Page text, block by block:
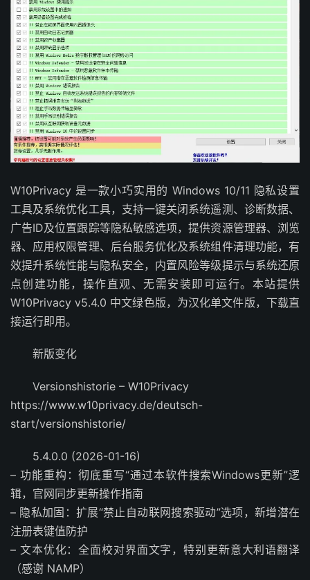
W10Privacy 是一款小巧实用的 Windows 10/11 隐私设置
工具及系统优化工具，支持一键关闭系统遥测、诊断数据、
广告ID及位置跟踪等隐私敏感选项，提供资源管理器、浏览
器、应用权限管理、后台服务优化及系统组件清理功能，有
效提升系统性能与隐私安全，内置风险等级提示与系统还原
点创建功能，操作直观、无需安装即可运行。本站提供
W10Privacy v5.4.0 中文绿色版，为汉化单文件版，下载直
接运行即用。
新版变化
Versionshistorie – W10Privacy
https://www.w10privacy.de/deutsch-
start/versionshistorie/
5.4.0.0 (2026-01-16)
– 功能重构：彻底重写“通过本软件搜索Windows更新”逻
辑，官网同步更新操作指南
– 隐私加固：扩展“禁止自动联网搜索驱动”选项，新增潜在
注册表键值防护
– 文本优化：全面校对界面文字，特别更新意大利语翻译
（感谢 NAMP）